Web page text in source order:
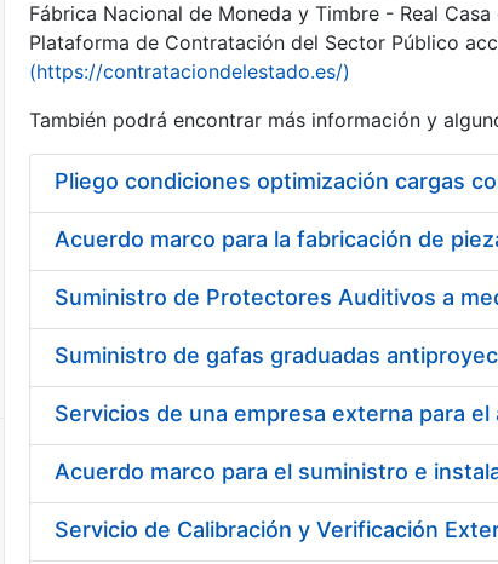
Erakutsi/Ezkutatu
Erakutsi/Ezkutatu
Erakutsi/Ezkutatu
Erakutsi/Ezkutatu
Fábrica Nacional de Moneda y Timbre - Real
Plataforma de Contratación del Sector Público
(https://contrataciondelestado.es/)
También podrá encontrar más información y
Pliego condiciones optimización cargas
Acuerdo marco para la fabricación de
Acuerdo marco para el suministro e